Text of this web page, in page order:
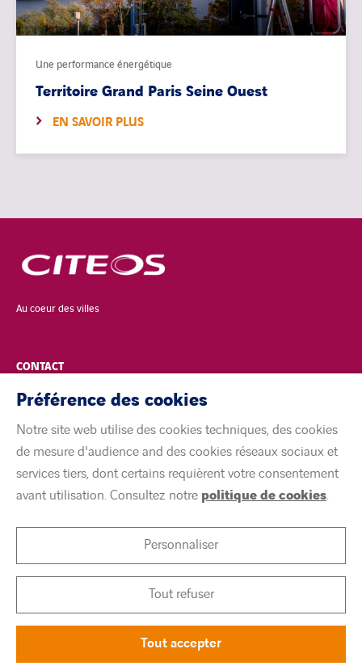
Une performance énergétique
Territoire Grand Paris Seine Ouest
EN SAVOIR PLUS
Au coeur des villes
CONTACT
POLITIQUE DE CONFIDENTIALITÉ
MENTIONS LÉGALES
ACCESSIBILITÉ
COOKIES
twitter linkedin
Préférence des cookies
Notre site web utilise des cookies techniques, des cookies
de mesure d'audience and des cookies réseaux sociaux et
services tiers, dont certains requièrent votre consentement
avant utilisation. Consultez notre politique de cookies.
Personnaliser
Tout refuser
Tout accepter